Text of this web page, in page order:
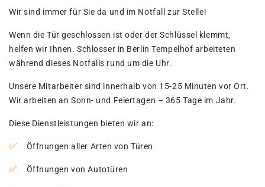
Wir sind immer für Sie da und im Notfall zur Stelle!
Wenn die Tür geschlossen ist oder der Schlüssel klemmt,
helfen wir Ihnen. Schlosser in Berlin Tempelhof arbeiteten
während dieses Notfalls rund um die Uhr.
Unsere Mitarbeiter sind innerhalb von 15-25 Minuten vor Ort.
Wir arbeiten an Sonn- und Feiertagen – 365 Tage im Jahr.
Diese Dienstleistungen bieten wir an:
Öffnungen aller Arten von Türen
Öffnungen von Autotüren